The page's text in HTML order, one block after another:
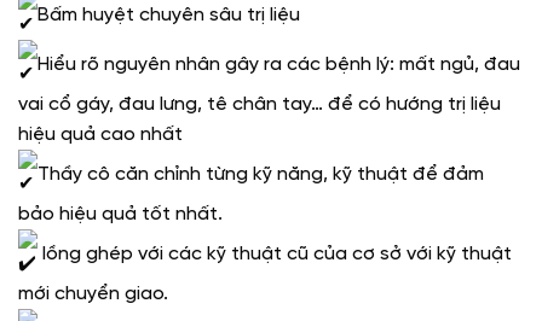
Bấm huyệt chuyên sâu trị liệu
Hiểu rõ nguyên nhân gây ra các bệnh lý: mất ngủ, đau
vai cổ gáy, đau lưng, tê chân tay… để có hướng trị liệu
hiệu quả cao nhất
Thầy cô căn chỉnh từng kỹ năng, kỹ thuật để đảm
bảo hiệu quả tốt nhất.
lồng ghép với các kỹ thuật cũ của cơ sở với kỹ thuật
mới chuyển giao.